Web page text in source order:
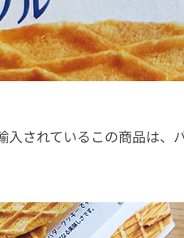
入されているこの商品は、